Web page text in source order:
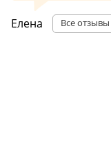
Елена Все отзывы